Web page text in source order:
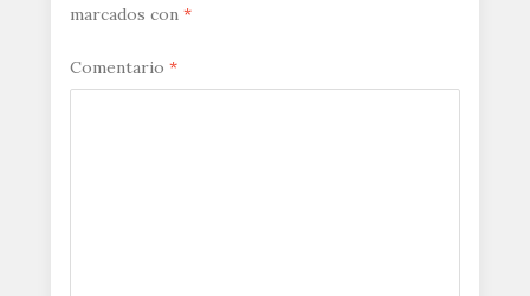
marcados con *
Comentario *